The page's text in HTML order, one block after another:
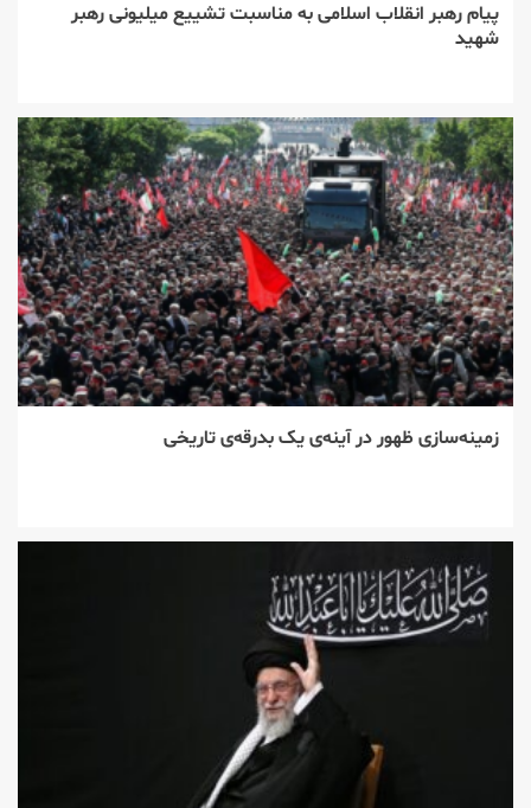
پیام رهبر انقلاب اسلامی به مناسبت تشییع میلیونی رهبر
شهید
زمینه‌سازی ظهور در آینه‌ی یک بدرقه‌ی تاریخی